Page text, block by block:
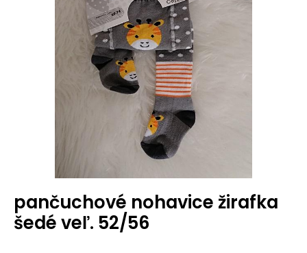
pančuchové nohavice žirafka
šedé veľ. 52/56